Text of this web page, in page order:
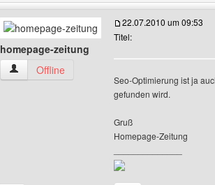
homepage-zeitung
homepage-zeitung Benutzer-Profile anzeigen
Offline
22.07.2010 um 09:53
Titel:
Seo-Optimierung ist ja
gefunden wird.
Gruß
Homepage-Zeitung